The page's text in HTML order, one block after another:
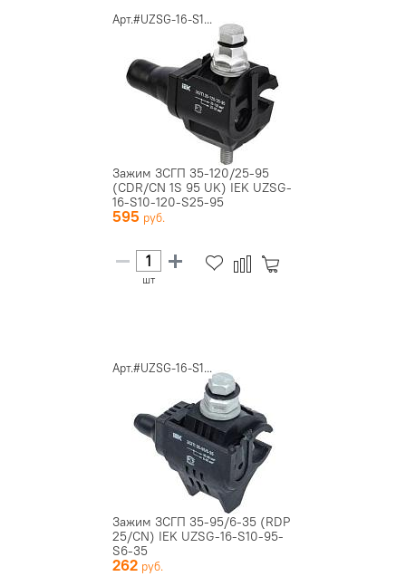
Арт.#UZSG-16-S1...
Зажим ЗСГП 35-120/25-95
(CDR/CN 1S 95 UK) IEK UZSG-
16-S10-120-S25-95
595
шт
Арт.#UZSG-16-S1...
Зажим ЗСГП 35-95/6-35 (RDP
25/CN) IEK UZSG-16-S10-95-
S6-35
262